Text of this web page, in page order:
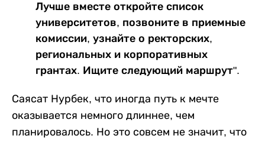
Лучше вместе откройте список
университетов, позвоните в приемные
комиссии, узнайте о ректорских,
региональных и корпоративных
грантах. Ищите следующий маршрут".
Саясат Нурбек, что иногда путь к мечте
оказывается немного длиннее, чем
планировалось. Но это совсем не значит, что